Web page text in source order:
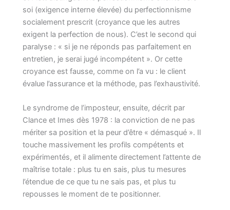
soi (exigence interne élevée) du perfectionnisme
socialement prescrit (croyance que les autres
exigent la perfection de nous). C’est le second qui
paralyse : « si je ne réponds pas parfaitement en
entretien, je serai jugé incompétent ». Or cette
croyance est fausse, comme on l’a vu : le client
évalue l’assurance et la méthode, pas l’exhaustivité.
Le syndrome de l’imposteur, ensuite, décrit par
Clance et Imes dès 1978 : la conviction de ne pas
mériter sa position et la peur d’être « démasqué ». Il
touche massivement les profils compétents et
expérimentés, et il alimente directement l’attente de
maîtrise totale : plus tu en sais, plus tu mesures
l’étendue de ce que tu ne sais pas, et plus tu
repousses le moment de te positionner.